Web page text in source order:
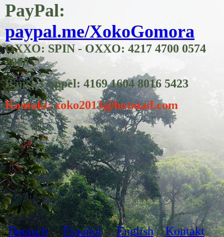
PayPal:
paypal.me/XokoGomora
OXXO: SPIN - OXXO: 4217 4700 0574
2008
Banco Coppel: 4169 1604 8016 5423
Kontakt: xoko2013@hotmail.com
Deutsch Español English Kontakt